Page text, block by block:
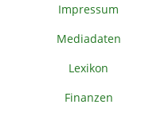
Impressum
Mediadaten
Lexikon
Finanzen